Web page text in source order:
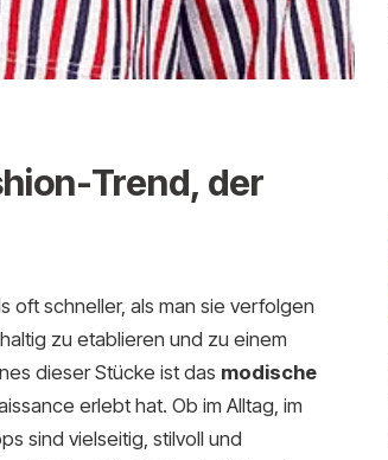
Trend, der
oft schneller, als man sie verfolgen
zu etablieren und zu einem
dieser Stücke ist das modische
erlebt hat. Ob im Alltag, im
sind vielseitig, stilvoll und